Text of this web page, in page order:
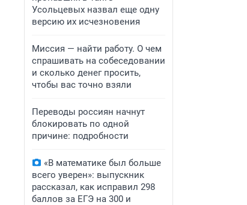
Усольцевых назвал еще одну
версию их исчезновения
Миссия — найти работу. О чем
спрашивать на собеседовании
и сколько денег просить,
чтобы вас точно взяли
Переводы россиян начнут
блокировать по одной
причине: подробности
«В математике был больше
всего уверен»: выпускник
рассказал, как исправил 298
баллов за ЕГЭ на 300 и